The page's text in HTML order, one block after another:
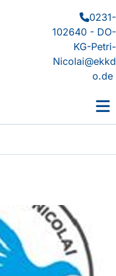
0231-
102640 - DO-
KG-Petri-
Nicolai@ekkd
o.de